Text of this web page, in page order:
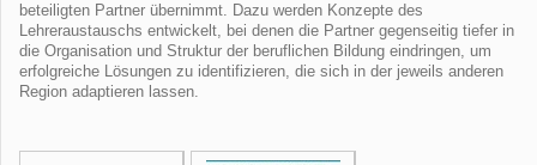
beteiligten Partner übernimmt. Dazu werden Konzepte des
Lehreraustauschs entwickelt, bei denen die Partner gegenseitig tiefer in
die Organisation und Struktur der beruflichen Bildung eindringen, um
erfolgreiche Lösungen zu identifizieren, die sich in der jeweils anderen
Region adaptieren lassen.